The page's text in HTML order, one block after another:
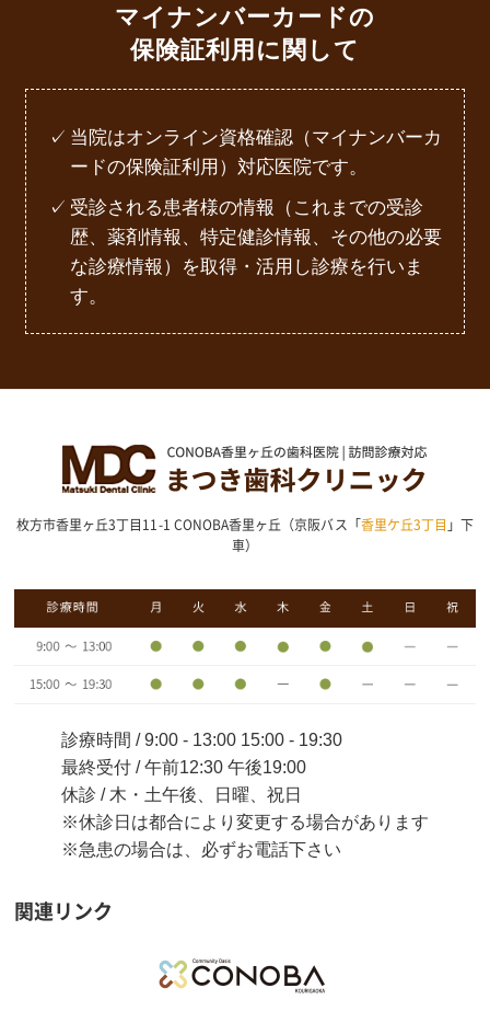
マイナンバーカードの
保険証利用に関して
当院はオンライン資格確認（マイナンバーカ
ードの保険証利用）対応医院です。
受診される患者様の情報（これまでの受診
歴、薬剤情報、特定健診情報、その他の必要
な診療情報）を取得・活用し診療を行いま
す。
枚方市香里ヶ丘3丁目11-1 CONOBA香里ヶ丘（京阪バス「香里ケ丘3丁目 」下
車）
診療時間 / 9:00 - 13:00 15:00 - 19:30
最終受付 / 午前12:30 午後19:00
休診 / 木・土午後、日曜、祝日
※休診日は都合により変更する場合があります
※急患の場合は、必ずお電話下さい
関連リンク